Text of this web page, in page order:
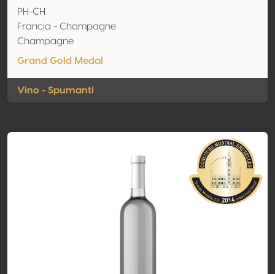
PH-CH
Francia - Champagne
Champagne
Grand Gold Medal
Vino - Spumanti